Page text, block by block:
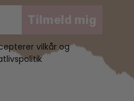
Tilmeld mig
vilkår og